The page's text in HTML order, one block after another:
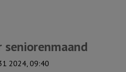
seniorenmaand
2024, 09:40